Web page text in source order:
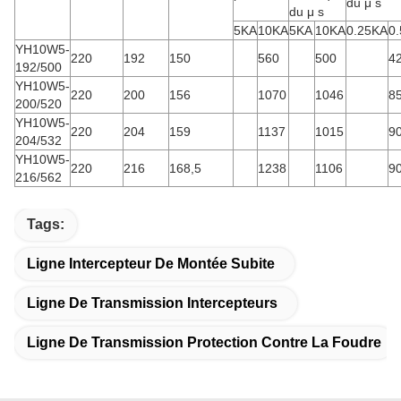
du μ s
5KA10KA5KA 10KA0.25KA
YH10W5-
192/500
220 192 150 560 500
YH10W5-
200/520
220 200 156 1070 1046
YH10W5-
204/532
220 204 159 1137 1015
YH10W5-
216/562
220 216 168,5 1238 1106
Tags:
Ligne Intercepteur De Montée Subite
Ligne De Transmission Intercepteurs
Ligne De Transmission Protection Contre La Foudre